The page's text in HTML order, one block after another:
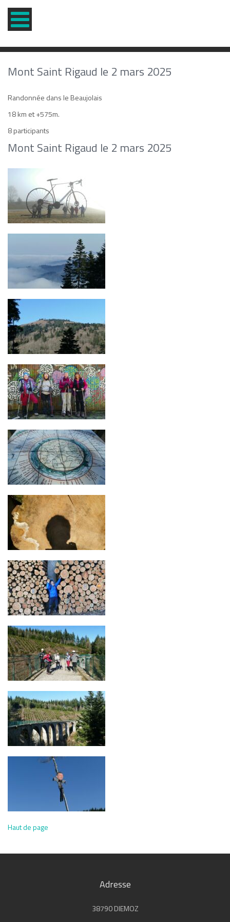
Mont Saint Rigaud le 2 mars 2025
Randonnée dans le Beaujolais
18 km et +575m.
8 participants
Mont Saint Rigaud le 2 mars 2025
Haut de page
Adresse
38790 DIEMOZ